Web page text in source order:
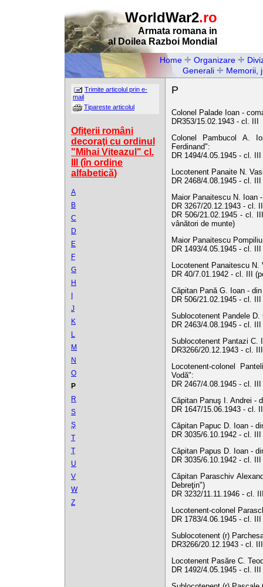
WorldWar2.ro
Armata romana in
al Doilea Razboi Mondial
Home Organizare
Generali
Memorii,
Trimite articolul prin e-
mail
Tipareste articolul
Ofiţerii români
decoraţi cu ordinul
"Mihai Viteazul" cl.
III (în ordine
alfabetică)
A
B
C
D
E
F
G
H
J
K
L
M
N
O
P
R
S
Ş
T
Ţ
U
V
W
Z
P
Colonel Palade Ioan -
DR353/15.02.1943 - cl. III
Colonel Pambucol A.
Ferdinand":
DR 1494/4.05.1945 - cl.
Locotenent Panaite N.
DR 2468/4.08.1945 - cl.
Maior Panaitescu N. Ioan
DR 3267/20.12.1943 - cl.
DR 506/21.02.1945 - cl.
vânători de munte)
Maior Panaitescu
DR 1493/4.05.1945 - cl.
Locotenent Panaitescu N.
DR 40/7.01.1942 - cl. III
Căpitan Pană G. Ioan -
DR 506/21.02.1945 - cl.
Sublocotenent Pandele D.
DR 2463/4.08.1945 - cl.
Sublocotenent Pantazi C.
DR3266/20.12.1943 - cl. III
Locotenent-colonel
Vodă":
DR 2467/4.08.1945 - cl.
Căpitan Panuş I. Andrei -
DR 1647/15.06.1943 - cl.
Căpitan Papuc D. Ioan -
DR 3035/6.10.1942 - cl.
Căpitan Papus D. Ioan -
DR 3035/6.10.1942 - cl.
Căpitan Paraschiv
Debreţin")
DR 3232/11.11.1946 - cl.
Locotenent-colonel
DR 1783/4.06.1945 - cl.
Sublocotenent (r)
DR3266/20.12.1943 - cl. III
Locotenent Pasăre C.
DR 1492/4.05.1945 - cl.